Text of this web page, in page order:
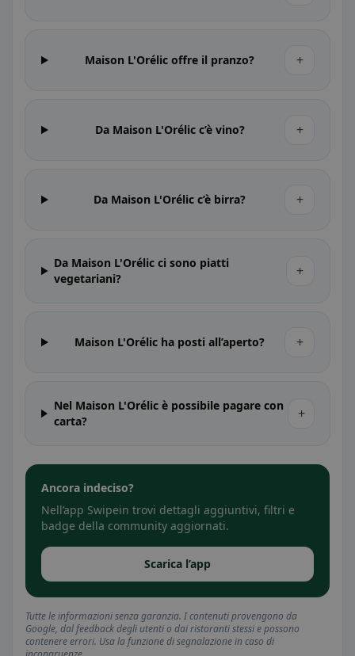
Maison L'Orélic offre il pranzo? +
Da Maison L'Orélic c’è vino? +
Da Maison L'Orélic c’è birra? +
Da Maison L'Orélic ci sono piatti
vegetariani?
+
Maison L'Orélic ha posti all’aperto? +
Nel Maison L'Orélic è possibile pagare con
carta?
+
Ancora indeciso?
Nell’app Swipein trovi dettagli aggiuntivi, filtri e
badge della community aggiornati.
Scarica l’app
Tutte le informazioni senza garanzia. I contenuti provengono da
Google, dal feedback degli utenti o dai ristoranti stessi e possono
contenere errori. Usa la funzione di segnalazione in caso di